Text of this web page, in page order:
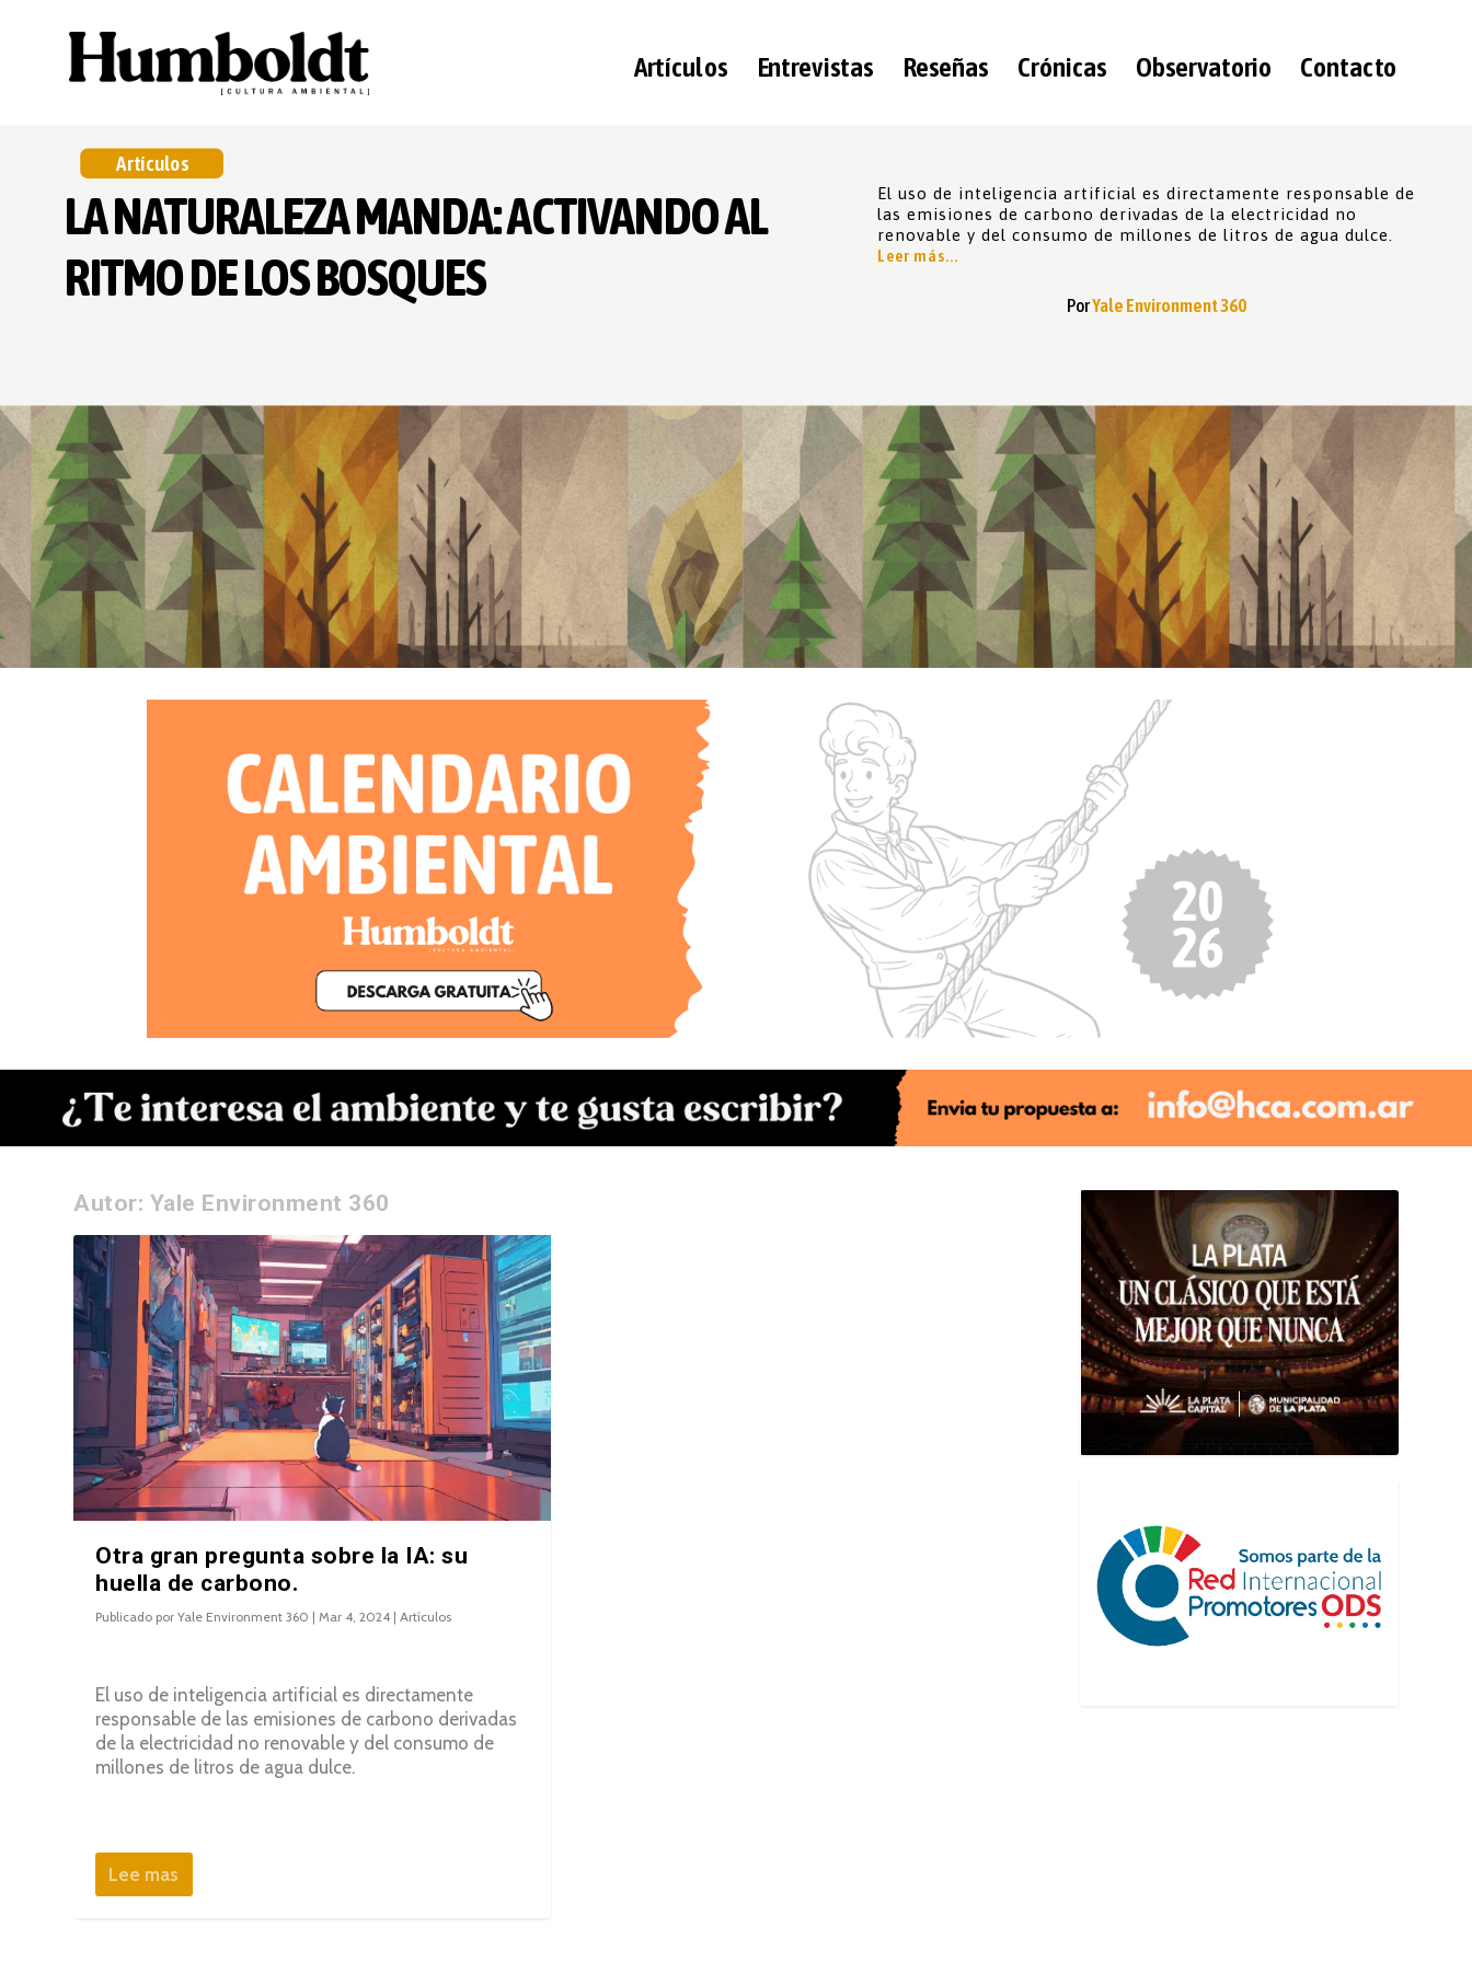
Artículos Entrevistas Reseñas Crónicas Observatorio Contacto
Artículos
LA NATURALEZA MANDA: ACTIVANDO AL
RITMO DE LOS BOSQUES
El uso de inteligencia artificial es directamente responsable de
las emisiones de carbono derivadas de la electricidad no
renovable y del consumo de millones de litros de agua dulce.
Leer más...
PorYale Environment 360
Autor: Yale Environment 360
Otra gran pregunta sobre la IA: su
huella de carbono.
Publicado porYale Environment 360 |Mar 4, 2024 |Artículos
El uso de inteligencia artificial es directamente
responsable de las emisiones de carbono derivadas
de la electricidad no renovable y del consumo de
millones de litros de agua dulce.
Lee mas